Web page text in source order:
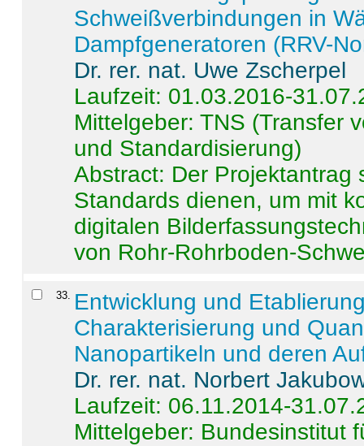
Schweißverbindungen in
Dampfgeneratoren (RRV-
Dr. rer. nat. Uwe Zscherpel
Laufzeit: 01.03.2016-
Mittelgeber: TNS (Transfer
und Standardisierung)
Abstract: Der Projektantrag
Standards dienen, um mit
digitalen
von Rohr-Rohrboden-
33. Entwicklung und
Charakterisierung und
Nanopartikeln und deren
Dr. rer. nat. Norbert
Laufzeit: 06.11.2014-
Mittelgeber: Bundesinstitut